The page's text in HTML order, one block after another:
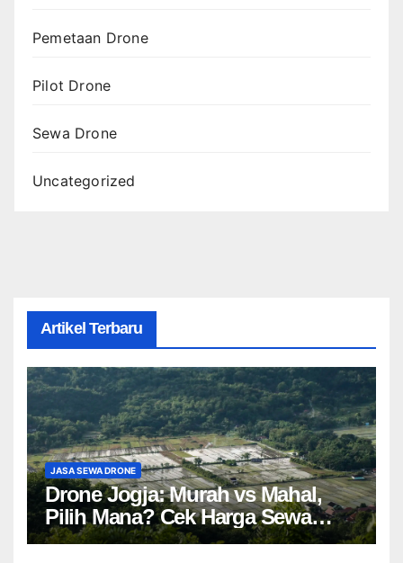
Pemetaan Drone
Pilot Drone
Sewa Drone
Uncategorized
Artikel Terbaru
JASA SEWA DRONE
Drone Jogja: Murah vs Mahal,
Pilih Mana? Cek Harga Sewa
Drone Yogyakarta!